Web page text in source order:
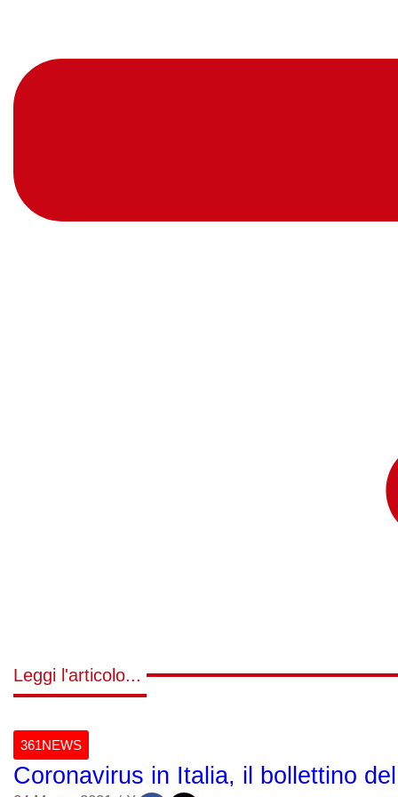
Leggi l'articolo...
361NEWS
Coronavirus in Italia, il bollettino